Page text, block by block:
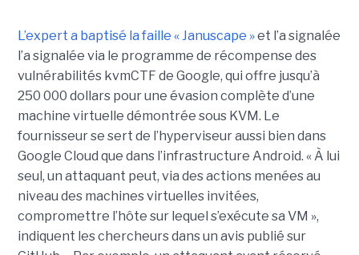
L’expert a baptisé la faille « Januscape »et l’a signalée
l’a signalée via le programme de récompense des
vulnérabilités kvmCTF de Google, qui offre jusqu’à
250 000 dollars pour une évasion complète d’une
machine virtuelle démontrée sous KVM. Le
fournisseur se sert de l’hyperviseur aussi bien dans
Google Cloud que dans l’infrastructure Android. « À lui
seul, un attaquant peut, via des actions menées au
niveau des machines virtuelles invitées,
compromettre l’hôte sur lequel s’exécute sa VM »,
indiquent les chercheurs dans un avis publié sur